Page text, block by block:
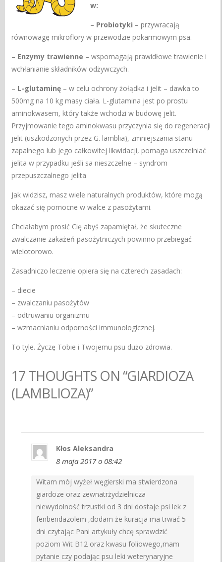
w:
– Probiotyki – przywracają
równowagę mikroflory w przewodzie pokarmowym psa.
– Enzymy trawienne – wspomagają prawidłowe trawienie i
wchłanianie składników odżywczych.
– L-glutaminę – w celu ochrony żołądka i jelit – dawka to
500mg na 10 kg masy ciała. L-glutamina jest po prostu
aminokwasem, który także wchodzi w budowę jelit.
Przyjmowanie tego aminokwasu przyczynia się do regeneracji
jelit (uszkodzonych przez G. lamblia), zmniejszania stanu
zapalnego lub jego całkowitej likwidacji, pomaga uszczelniać
jelita w przypadku jeśli sa nieszczelne – syndrom
przepuszczalnego jelita
Jak widzisz, masz wiele naturalnych produktów, które mogą
okazać się pomocne w walce z pasożytami.
Chciałabym prosić Cię abyś zapamiętał, że skuteczne
zwalczanie zakażeń pasożytniczych powinno przebiegać
wielotorowo.
Zasadniczo leczenie opiera się na czterech zasadach:
– diecie
– zwalczaniu pasożytów
– odtruwaniu organizmu
– wzmacnianiu odporności immunologicznej.
To tyle. Życzę Tobie i Twojemu psu dużo zdrowia.
17 THOUGHTS ON “GIARDIOZA
(LAMBLIOZA)”
Kłos Aleksandra
8 maja 2017 o 08:42
Witam mòj wyżeł węgierski ma stwierdzona
giardoze oraz zewnatrżydzielnicza
niewydolność trzustki od 3 dni dostaje psi lek z
fenbendazolem ,dodam że kuracja ma trwać 5
dni czytając Pani artykuły chcę sprawdzić
poziom Wit B12 oraz kwasu foliowego,mam
pytanie czy podając psu leki weterynaryjne